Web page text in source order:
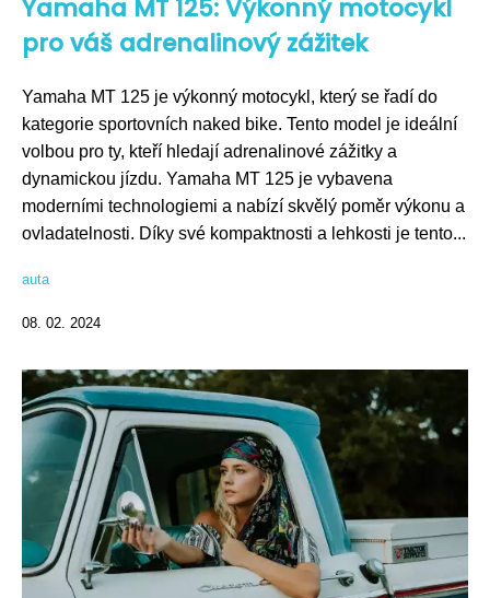
Yamaha MT 125: Výkonný motocykl
pro váš adrenalinový zážitek
Yamaha MT 125 je výkonný motocykl, který se řadí do
kategorie sportovních naked bike. Tento model je ideální
volbou pro ty, kteří hledají adrenalinové zážitky a
dynamickou jízdu. Yamaha MT 125 je vybavena
moderními technologiemi a nabízí skvělý poměr výkonu a
ovladatelnosti. Díky své kompaktnosti a lehkosti je tento...
auta
08. 02. 2024